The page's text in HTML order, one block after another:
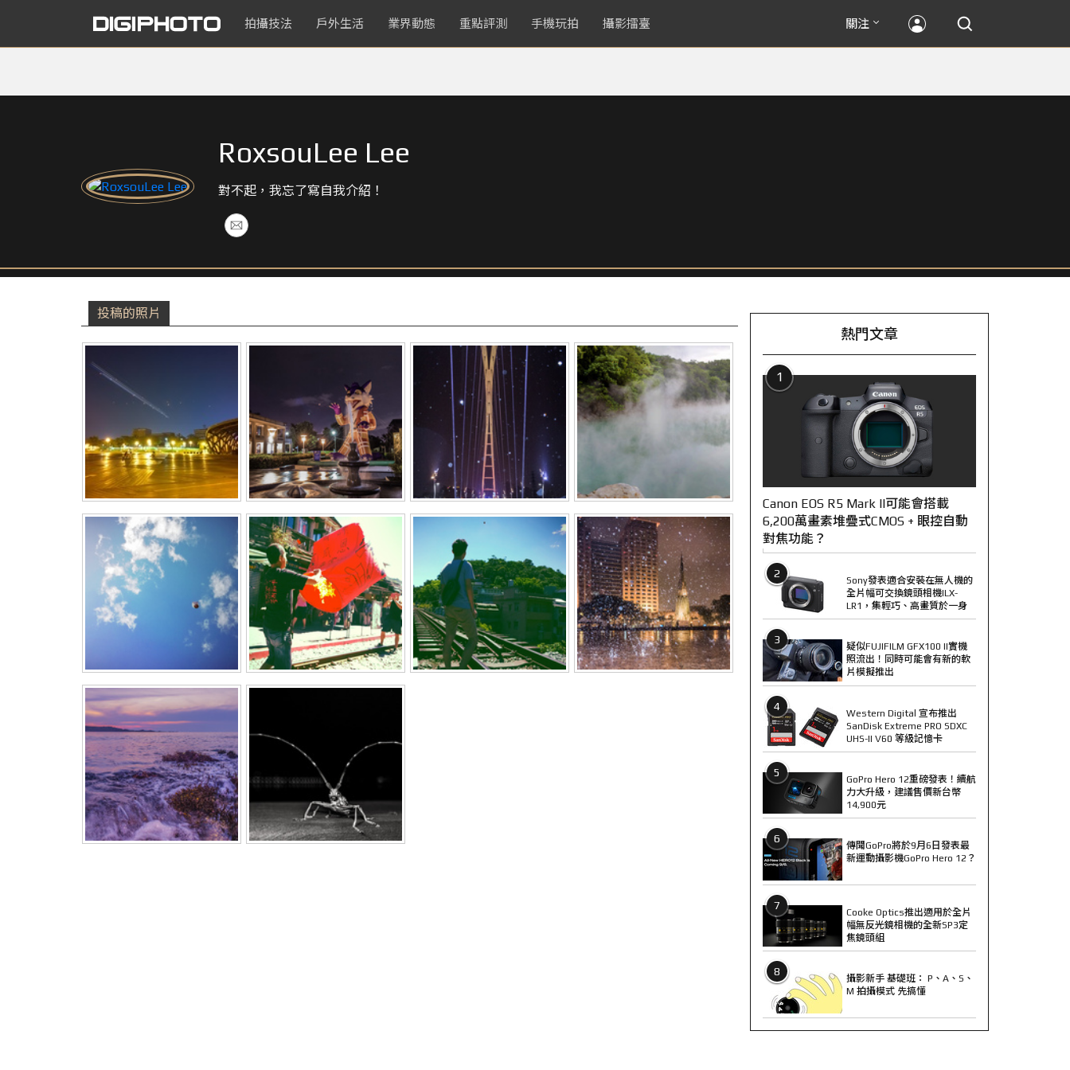
拍攝技法 戶外生活 業界動態 重點評測 手機玩拍 攝影擂臺 關注
RoxsouLee Lee
對不起，我忘了寫自我介紹！
投稿的照片
熱門文章
1
Canon EOS R5 Mark II可能會搭載
6,200萬畫素堆疊式CMOS + 眼控自動
對焦功能？
2
Sony發表適合安裝在無人機的
全片幅可交換鏡頭相機ILX-
LR1，集輕巧、高畫質於一身
3
疑似FUJIFILM GFX100 II實機
照流出！同時可能會有新的軟
片模擬推出
4
Western Digital 宣布推出
SanDisk Extreme PRO SDXC
UHS-II V60 等級記憶卡
5
GoPro Hero 12重磅發表！續航
力大升級，建議售價新台幣
14,900元
6
傳聞GoPro將於9月6日發表最
新運動攝影機GoPro Hero 12？
7
Cooke Optics推出適用於全片
幅無反光鏡相機的全新SP3定
焦鏡頭組
8
攝影新手 基礎班： P、A、S、
M 拍攝模式 先搞懂